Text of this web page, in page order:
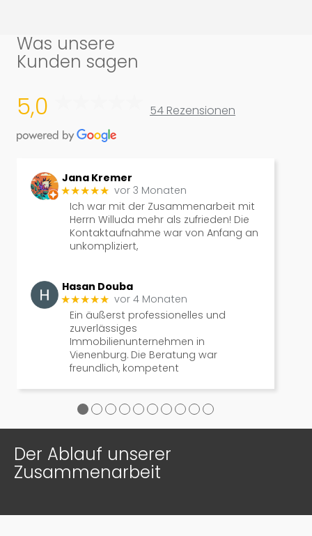
Was unsere
Kunden sagen
5,0 54 Rezensionen
Jana Kremer
★★★★★ vor 3 Monaten
Ich war mit der Zusammenarbeit mit
Herrn Willuda mehr als zufrieden! Die
Kontaktaufnahme war von Anfang an
unkompliziert,
Hasan Douba
★★★★★ vor 4 Monaten
Ein äußerst professionelles und
zuverlässiges
Immobilienunternehmen in
Vienenburg. Die Beratung war
freundlich, kompetent
●●●●●●●●●●
Der Ablauf unserer
Zusammenarbeit